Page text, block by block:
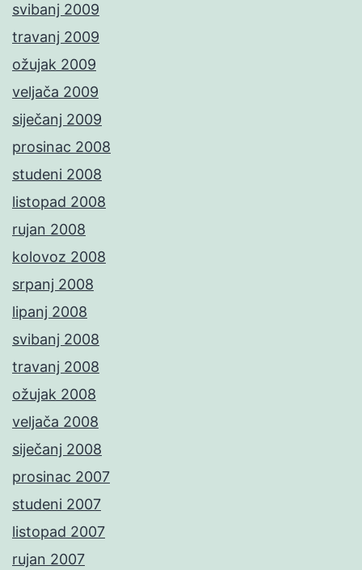
svibanj 2009
travanj 2009
ožujak 2009
veljača 2009
siječanj 2009
prosinac 2008
studeni 2008
listopad 2008
rujan 2008
kolovoz 2008
srpanj 2008
lipanj 2008
svibanj 2008
travanj 2008
ožujak 2008
veljača 2008
siječanj 2008
prosinac 2007
studeni 2007
listopad 2007
rujan 2007